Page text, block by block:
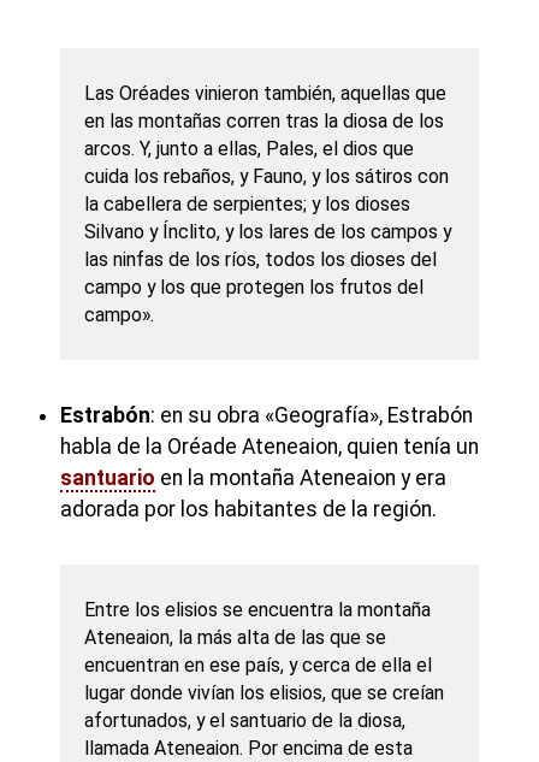
Las Oréades vinieron también, aquellas que
en las montañas corren tras la diosa de los
arcos. Y, junto a ellas, Pales, el dios que
cuida los rebaños, y Fauno, y los sátiros con
la cabellera de serpientes; y los dioses
Silvano y Ínclito, y los lares de los campos y
las ninfas de los ríos, todos los dioses del
campo y los que protegen los frutos del
campo».
Estrabón: en su obra «Geografía», Estrabón
habla de la Oréade Ateneaion, quien tenía un
santuario en la montaña Ateneaion y era
adorada por los habitantes de la región.
Entre los elisios se encuentra la montaña
Ateneaion, la más alta de las que se
encuentran en ese país, y cerca de ella el
lugar donde vivían los elisios, que se creían
afortunados, y el santuario de la diosa,
llamada Ateneaion. Por encima de esta